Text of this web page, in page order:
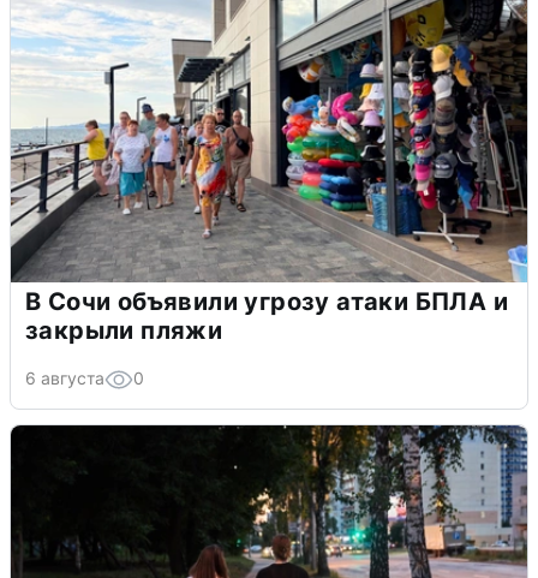
В Сочи объявили угрозу атаки БПЛА и
закрыли пляжи
6 августа 0